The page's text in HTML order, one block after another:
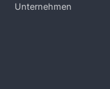
Unternehmen